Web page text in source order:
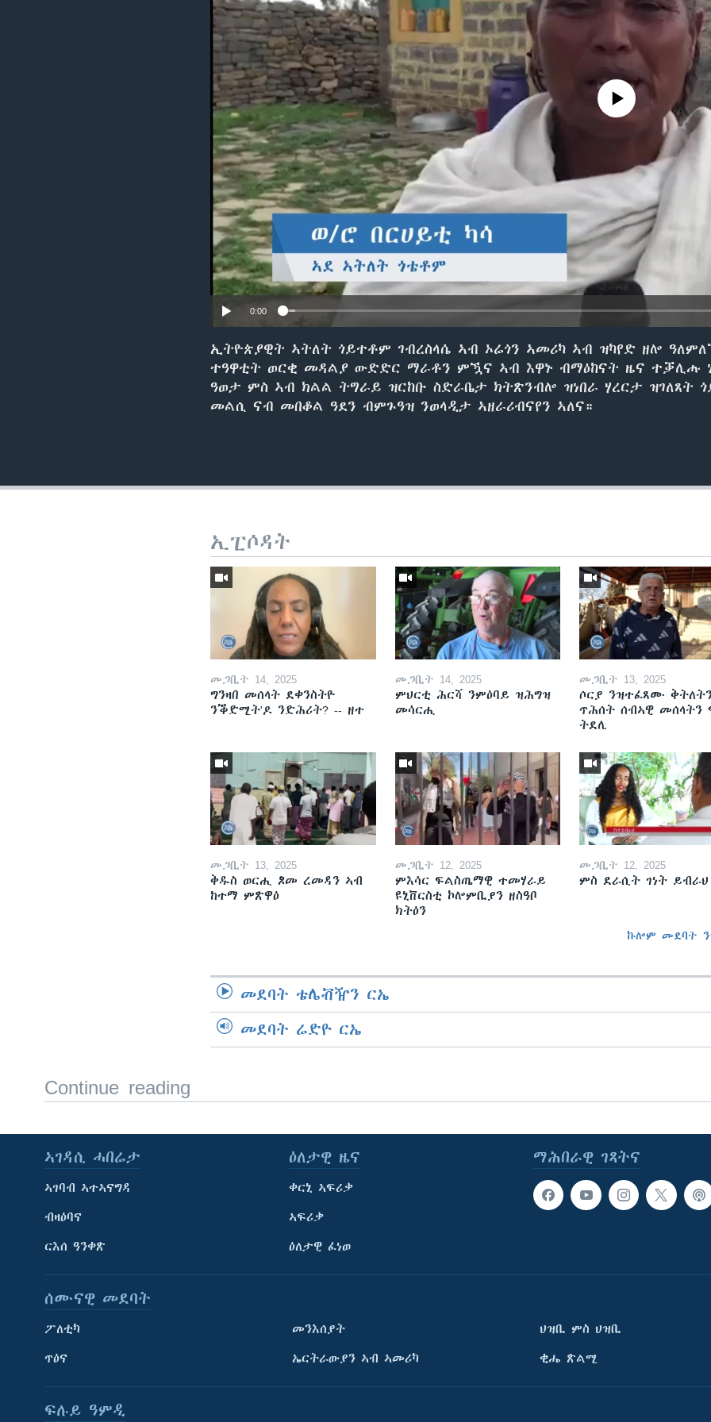
No media source currently
0:00
ኢትዮጵያዊት ኣትለት ጎይተቶም ገብረስላሴ ኣብ ኦሬጎን ኣመሪካ ኣብ ዝካየድ ዘሎ
ተዓዋቲት ወርቂ መዳልያ ውድድር ማራቶን ምዃና ኣብ እዋኑ ብማዕከናት ዜና ተቓሊሑ
ዓወታ ምስ ኣብ ክልል ትግራይ ዝርከቡ ስድራቤታ ክትጽንብሎ ዝነበራ ሃረርታ ዝገለጸት
መልሲ ናብ መበቆል ዓደን ብምጉዓዝ ንወላዲታ ኣዘራሪብናየን ኣለና።
ኢፒሶዳት
መጋቢት 14, 2025
ግንዛበ መሰላት ደቀንስትዮ
ንቕድሚት'ዶ ንድሕሪት? -- ዘተ
መጋቢት 14, 2025
ምህርቲ ሕርሻ ንምዕባይ ዝሕግዝ
መሳርሒ
መጋቢት 13, 2025
ሶርያ ንዝተፈጸሙ
ጥሕሰት ሰብኣዊ መሰላትን
ትደሊ
መጋቢት 13, 2025
ቅዱስ ወርሒ ጾመ ረመዳን ኣብ
ከተማ ምጽዋዕ
መጋቢት 12, 2025
ምእሳር ፍልስጤማዊ ተመሃራይ
ዩኒቨርስቲ ኮሎምቢያን ዘስዓቦ
ክትዕን
መጋቢት 12, 2025
ምስ ደራሲት ገነት ይብራህ
ኩሎም መደባት
መደባት ቴሌቭዥን ርኤ
መደባት ሬድዮ ርኤ
Continue reading
ማሕበራዊ ገጻትና
ኣገዳሲ ሓበሬታ
ኣገባብ ኣተኣናግዳ
ብዛዕባና
ርእሰ ዓንቀጽ
ዕለታዊ ዜና
ቀርኒ ኣፍሪቃ
ኣፍሪቃ
ዕለታዊ ፈነወ
ሰሙናዊ መደባት
ፖለቲካ
ጥዕና
መንእሰያት
ኤርትራውያን ኣብ ኣመሪካ
ህዝቢ ምስ ህዝቢ
ቂሔ ጽልሚ
ፍሉይ ዓምዲ